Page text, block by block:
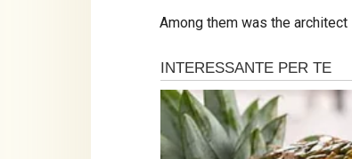
Among them was the